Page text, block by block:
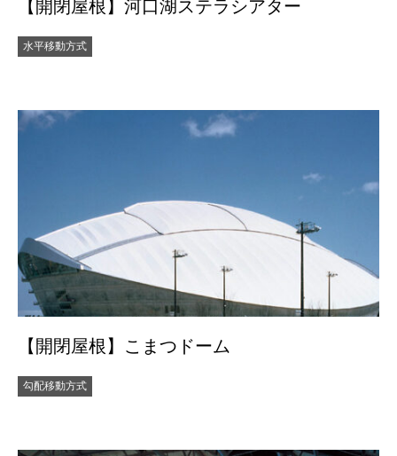
【開閉屋根】河口湖ステラシアター
水平移動方式
【開閉屋根】こまつドーム
勾配移動方式